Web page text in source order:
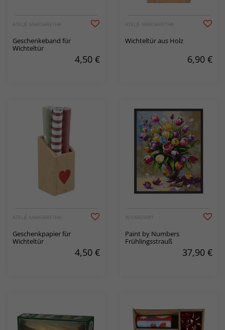
ATELJÉ MARGARETHA
Geschenkeband für
Wichteltür
4,50 €
ATELJÉ MARGARETHA
Wichteltür aus Holz
6,90 €
ATELJÉ MARGARETHA
Geschenkpapier für
Wichteltür
4,50 €
WIZARDIART
Paint by Numbers
Frühlingsstrauß
37,90 €